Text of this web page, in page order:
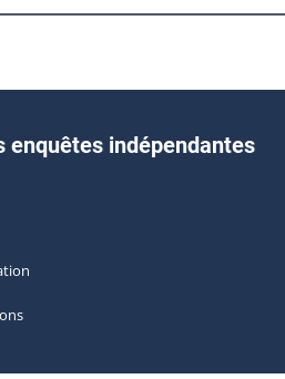
enquêtes indépendantes